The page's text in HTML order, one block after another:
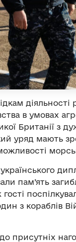
діяльності
в умовах
Британії з
уряд мають
пам’ять
з кораблів
присутніх